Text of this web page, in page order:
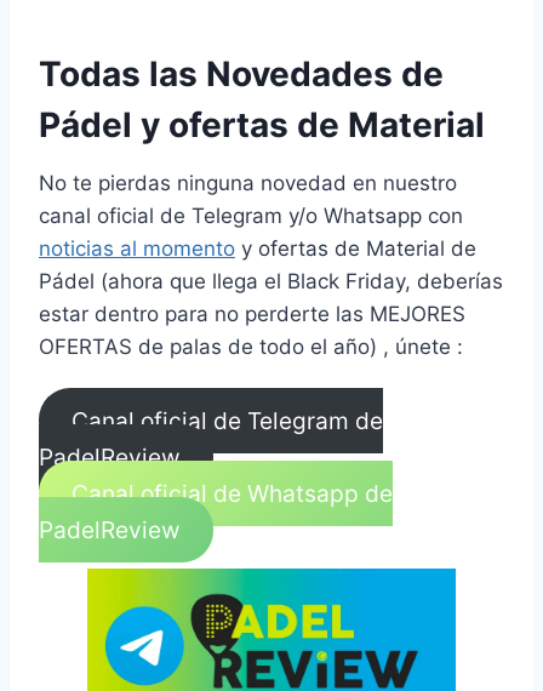
Todas las Novedades de
Pádel y ofertas de Material
No te pierdas ninguna novedad en nuestro
canal oficial de Telegram y/o Whatsapp con
noticias al momento y ofertas de Material de
Pádel (ahora que llega el Black Friday, deberías
estar dentro para no perderte las MEJORES
OFERTAS de palas de todo el año) , únete :
Canal oficial de Telegram de
PadelReview
Canal oficial de Whatsapp de
PadelReview